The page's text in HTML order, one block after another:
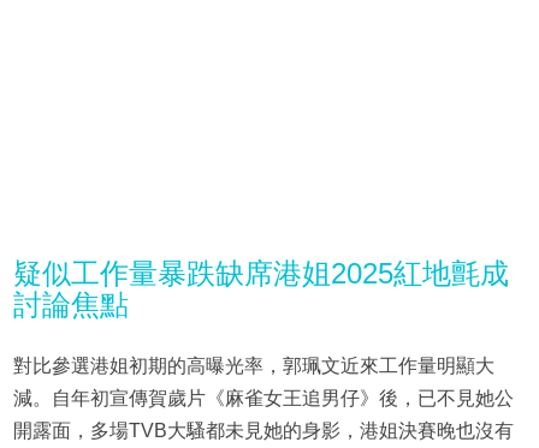
疑似工作量暴跌缺席港姐2025紅地氈成
討論焦點
對比參選港姐初期的高曝光率，郭珮文近來工作量明顯大
減。自年初宣傳賀歲片《麻雀女王追男仔》後，已不見她公
開露面，多場TVB大騷都未見她的身影，港姐決賽晚也沒有